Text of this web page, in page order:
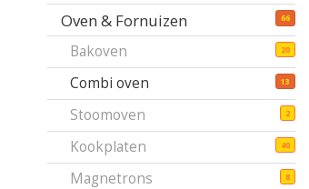
Oven & Fornuizen 66
Bakoven 20
Combi oven 13
Stoomoven 2
Kookplaten 40
Magnetrons 8